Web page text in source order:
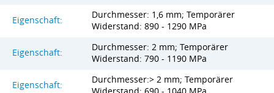
Eigenschaft:
Durchmesser: 1,6 mm; Temporärer
Widerstand: 890 - 1290 MPa
Eigenschaft:
Durchmesser: 2 mm; Temporärer
Widerstand: 790 - 1190 MPa
Eigenschaft:
Durchmesser:> 2 mm; Temporärer